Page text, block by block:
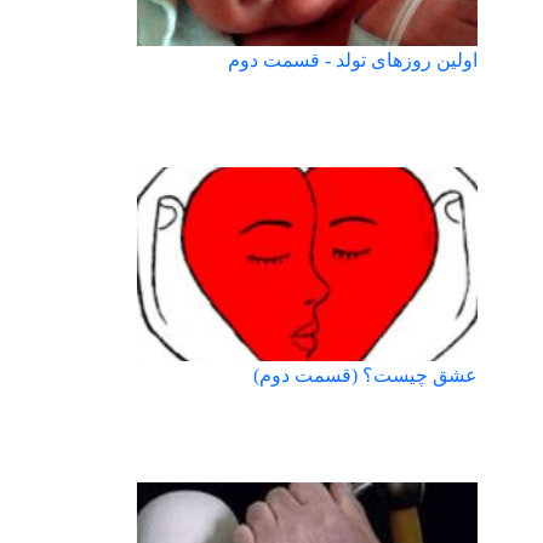
اولین روزهای تولد - قسمت دوم
عشق چيست؟ (قسمت دوم)